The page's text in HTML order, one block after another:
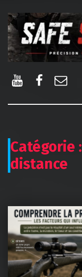
Catégorie :
distance